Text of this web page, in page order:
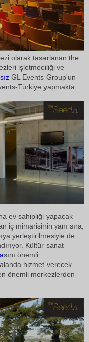
olarak tasarlanan the
işletmeciliği ve
GL Events Group'un
Türkiye yapmakta.
ev sahipliği yapacak
iç mimarisinin yanı sıra,
yerleştirilmesiyle de
Kültür sanat
sını önemli
hizmet verecek
önemli merkezlerden